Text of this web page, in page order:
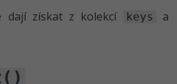
dají získat z kolekcí keys a